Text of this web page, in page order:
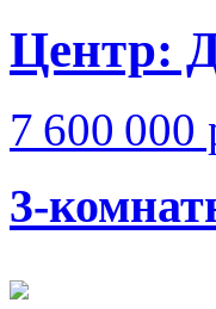
Центр:
7 600 000
3-